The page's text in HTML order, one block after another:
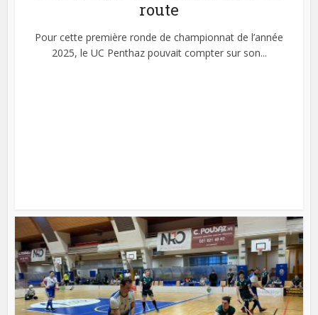
route
Pour cette première ronde de championnat de l’année
2025, le UC Penthaz pouvait compter sur son...